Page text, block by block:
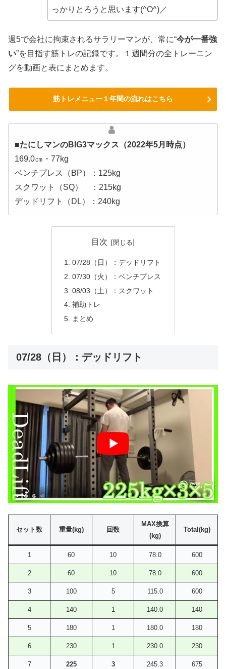
っかりとろうと思います(^O^)／
週5で会社に拘束されるサラリーマンが、常に“今が一番強
い”を目指す筋トレの記録です。１週間分の全トレーニン
グを動画と表にまとめます。
筋トレメニュー１年間の流れはこちら
■たにしマンのBIG3マックス（2022年5月時点）
169.0㎝・77kg
ベンチプレス（BP）：125kg
スクワット（SQ） ：215kg
デッドリフト（DL）：240kg
目次
07/28（日）：デッドリフト
07/30（火）：ベンチプレス
08/03（土）：スクワット
補助トレ
まとめ
07/28（日）：デッドリフト
セット数 重量(kg) 回数
MAX換算
(kg)
Total(kg)
1 60 10 78.0 600
2 60 10 78.0 600
3 100 5 115.0 600
4 140 1 140.0 140
5 180 1 180.0 180
6 230 1 230.0 230
7 225 3 245.3 675